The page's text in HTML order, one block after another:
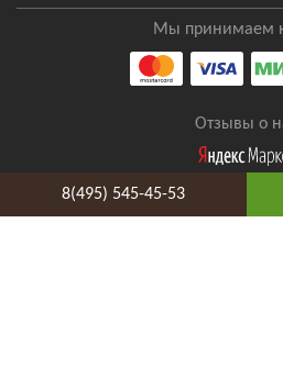
Мы принимаем к
Отзывы о
8(495) 545-45-53